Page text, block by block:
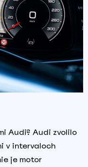
Audi? Audi zvolilo
v intervaloch
je motor